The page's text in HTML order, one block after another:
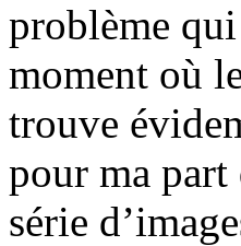
problème
moment où
trouve
pour ma part
série